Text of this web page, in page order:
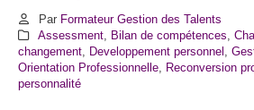
Par Formateur Gestion des Talents
Assessment, Bilan de compétences
changement
Developpement personnel
Orientation Professionnelle
Reconversion
personnalité